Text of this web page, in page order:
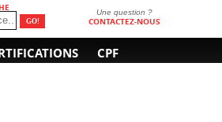
Une question ?
CONTACTEZ-NOUS
CPF